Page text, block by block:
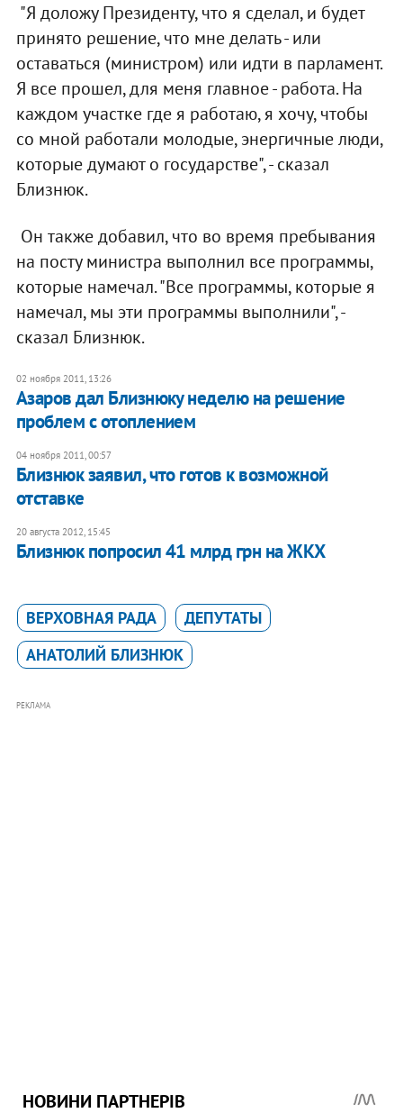
"Я доложу Президенту, что я сделал, и будет
принято решение, что мне делать - или
оставаться (министром) или идти в парламент.
Я все прошел, для меня главное - работа. На
каждом участке где я работаю, я хочу, чтобы
со мной работали молодые, энергичные люди,
которые думают о государстве", - сказал
Близнюк.
Он также добавил, что во время пребывания
на посту министра выполнил все программы,
которые намечал. "Все программы, которые я
намечал, мы эти программы выполнили", -
сказал Близнюк.
02 ноября 2011, 13:26
Азаров дал Близнюку неделю на решение
проблем с отоплением
04 ноября 2011, 00:57
Близнюк заявил, что готов к возможной
отставке
20 августа 2012, 15:45
Близнюк попросил 41 млрд грн на ЖКХ
ВЕРХОВНАЯ РАДА
ДЕПУТАТЫ
АНАТОЛИЙ БЛИЗНЮК
РЕКЛАМА